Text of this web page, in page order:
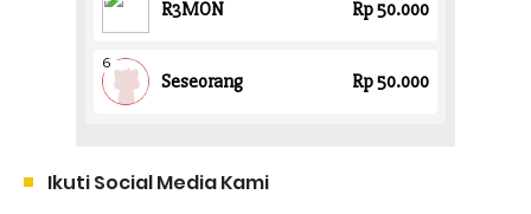
Ikuti Social Media Kami